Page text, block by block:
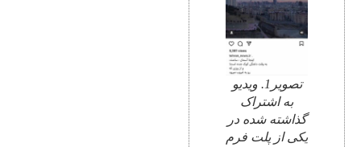
تصویر1. ویدیو
به اشتراک
گذاشته شده در
یکی از پلت فرم